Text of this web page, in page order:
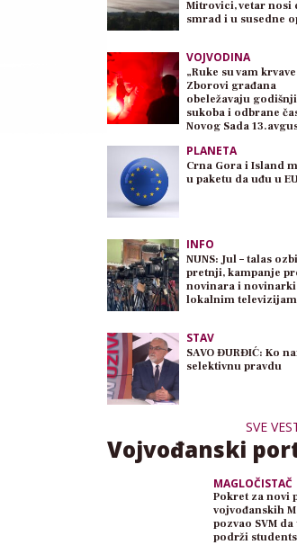
Mitrovici, vetar nosi
smrad i u susedne
VOJVODINA
„Ruke su vam
Zborovi građana
obeležavaju
sukoba i odbrane
Novog Sada
PLANETA
Crna Gora i Island
u paketu da uđu u
INFO
NUNS: Jul – talas
pretnji, kampanje
novinara i
lokalnim
STAV
SAVO ĐURĐIĆ: Ko
selektivnu pravdu
SVE
Vojvođanski
MAGLOČISTAČ
Pokret za novi
vojvođanskih
pozvao SVM
podrži